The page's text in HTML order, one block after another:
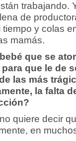
trabajando.
de
tiempo y colas
mamás.
que se
que le de
las más
la falta
quiere decir
en